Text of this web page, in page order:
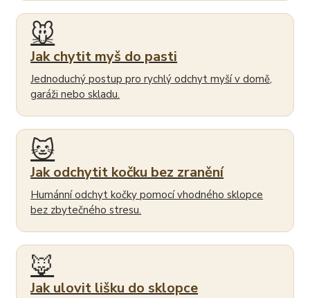
🐭
Jak chytit myš do pasti
Jednoduchý postup pro rychlý odchyt myší v domě,
garáži nebo skladu.
🐱
Jak odchytit kočku bez zranění
Humánní odchyt kočky pomocí vhodného sklopce
bez zbytečného stresu.
🦊
Jak ulovit lišku do sklopce